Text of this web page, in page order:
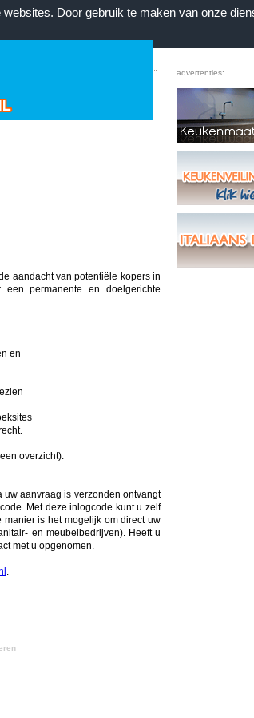
Door gebruik te maken van onze
advertenties:
aandacht van potentiële kopers in
permanente en doelgerichte
en
overzicht).
aanvraag is verzonden ontvangt
Met deze inlogcode kunt u zelf
is het mogelijk om direct uw
en meubelbedrijven). Heeft u
met u opgenomen.
.